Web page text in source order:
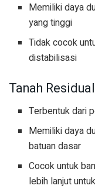
Memiliki daya
yang tinggi
Tidak cocok
distabilisasi
Tanah Residual
Terbentuk dari
Memiliki daya
batuan dasar
Cocok untuk
lebih lanjut